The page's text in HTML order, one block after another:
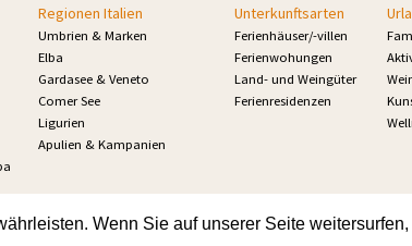
Wenn Sie auf unserer Seite
Regionen Italien
Umbrien & Marken
Elba
Gardasee & Veneto
Comer See
Ligurien
Apulien & Kampanien
Unterkunftsarten
Ferienhäuser/-villen
Ferienwohungen
Land- und Weingüter
Ferienresidenzen